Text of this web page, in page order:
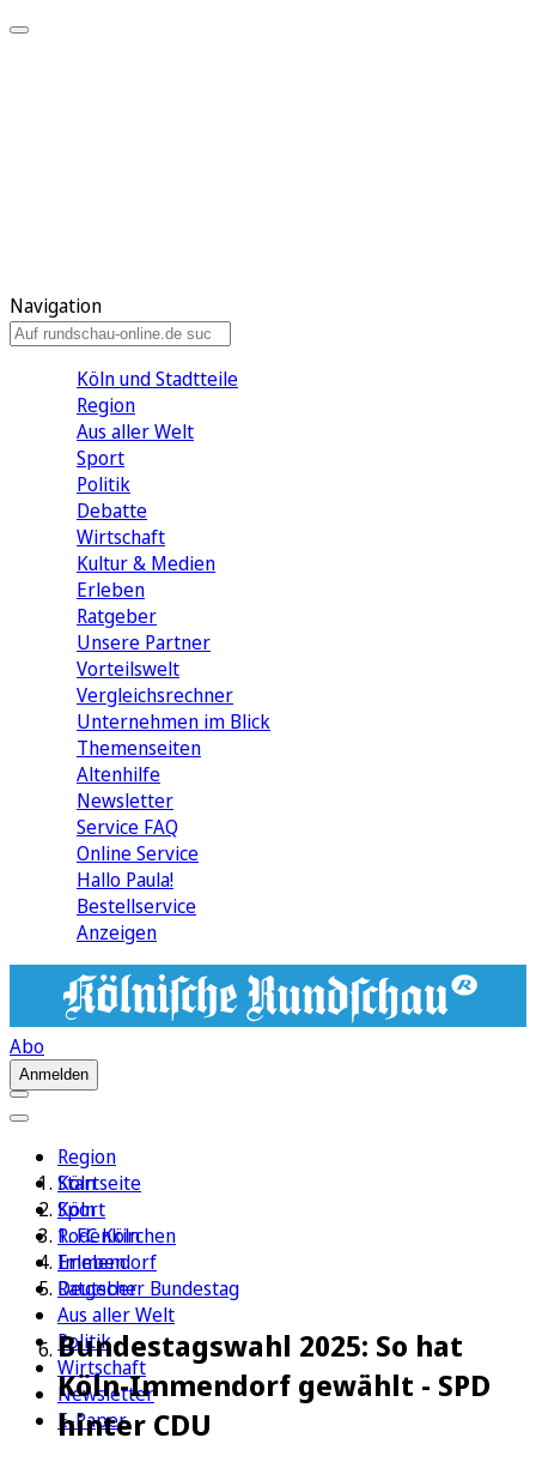
Navigation
Köln und Stadtteile
Region
Aus aller Welt
Sport
Politik
Debatte
Wirtschaft
Kultur & Medien
Erleben
Ratgeber
Unsere Partner
Vorteilswelt
Vergleichsrechner
Unternehmen im Blick
Themenseiten
Altenhilfe
Newsletter
Service FAQ
Online Service
Hallo Paula!
Bestellservice
Anzeigen
Abo
Anmelden
Region
Köln
Sport
1. FC Köln
Erleben
Ratgeber
Aus aller Welt
Politik
Wirtschaft
Newsletter
E-Paper
Startseite
Köln
Rodenkirchen
Immendorf
Deutscher Bundestag
Bundestagswahl 2025: So hat
Köln-Immendorf gewählt - SPD
hinter CDU